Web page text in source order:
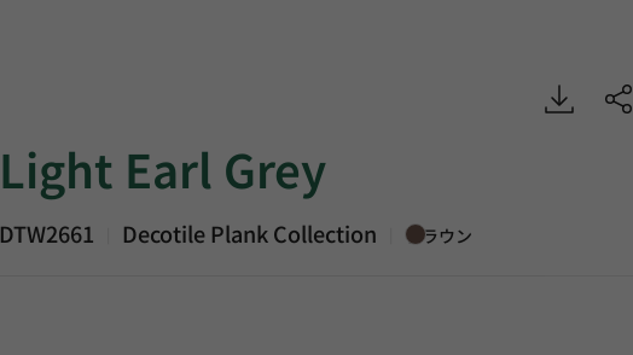
Light Earl Grey
DTW2661 Decotile Plank Collection ブラウン